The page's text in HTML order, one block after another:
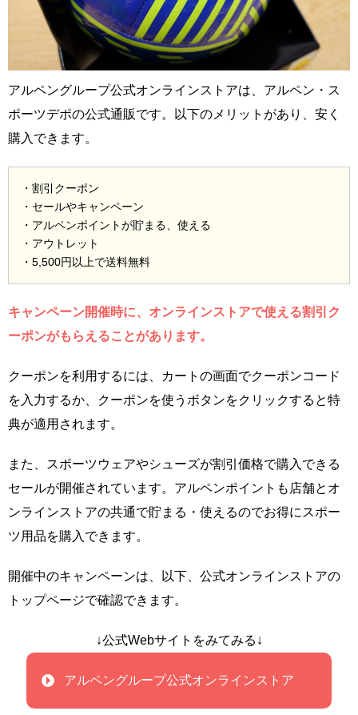
アルペングループ公式オンラインストアは、アルペン・ス
ポーツデポの公式通販です。以下のメリットがあり、安く
購入できます。
・割引クーポン
・セールやキャンペーン
・アルペンポイントが貯まる、使える
・アウトレット
・5,500円以上で送料無料
キャンペーン開催時に、オンラインストアで使える割引ク
ーポンがもらえることがあります。
クーポンを利用するには、カートの画面でクーポンコード
を入力するか、クーポンを使うボタンをクリックすると特
典が適用されます。
また、スポーツウェアやシューズが割引価格で購入できる
セールが開催されています。アルペンポイントも店舗とオ
ンラインストアの共通で貯まる・使えるのでお得にスポー
ツ用品を購入できます。
開催中のキャンペーンは、以下、公式オンラインストアの
トップページで確認できます。
↓公式Webサイトをみてみる↓
アルペングループ公式オンラインストア